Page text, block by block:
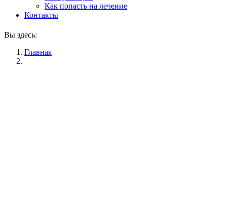
Как попасть на лечение
Контакты
Вы здесь:
Главная